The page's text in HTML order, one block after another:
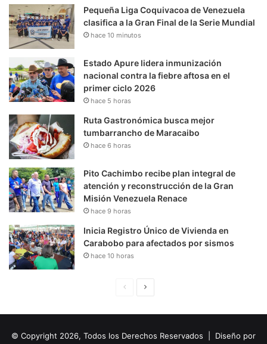
Pequeña Liga Coquivacoa de Venezuela
clasifica a la Gran Final de la Serie Mundial
hace 10 minutos
Estado Apure lidera inmunización
nacional contra la fiebre aftosa en el
primer ciclo 2026
hace 5 horas
Ruta Gastronómica busca mejor
tumbarrancho de Maracaibo
hace 6 horas
Pito Cachimbo recibe plan integral de
atención y reconstrucción de la Gran
Misión Venezuela Renace
hace 9 horas
Inicia Registro Único de Vivienda en
Carabobo para afectados por sismos
hace 10 horas
i
u
© Copyright 2026, Todos los Derechos Reservados | Diseño por